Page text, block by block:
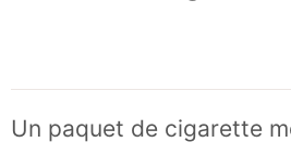
Un paquet de cigarette